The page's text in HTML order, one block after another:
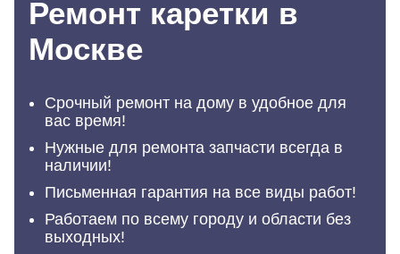
Ремонт каретки в
Москве
Срочный ремонт на дому в удобное для
вас время!
Нужные для ремонта запчасти всегда в
наличии!
Письменная гарантия на все виды работ!
Работаем по всему городу и области без
выходных!